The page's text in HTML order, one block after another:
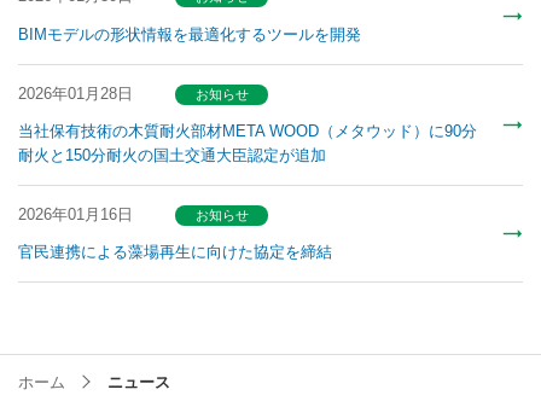
BIMモデルの形状情報を最適化するツールを開発
2026年01月28日 お知らせ
当社保有技術の木質耐火部材META WOOD（メタウッド）に90分
耐火と150分耐火の国土交通大臣認定が追加
2026年01月16日 お知らせ
官民連携による藻場再生に向けた協定を締結
ホーム ニュース